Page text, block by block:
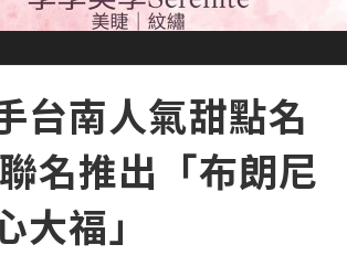
台南人氣甜點名
名推出「布朗尼
大福」